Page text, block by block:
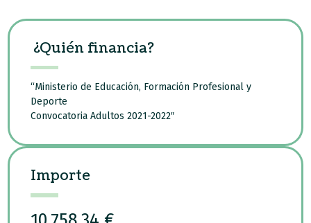
¿Quién financia?
“Ministerio de Educación, Formación Profesional y
Deporte
Convocatoria Adultos 2021-2022″
Importe